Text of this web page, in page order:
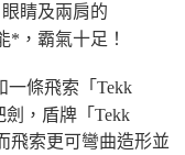
睛及兩肩的
*，霸氣十足！
一條飛索「Tekk
劍，盾牌「Tekk
飛索更可彎曲造形並